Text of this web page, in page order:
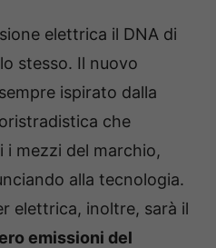
elettrica il DNA di
stesso. Il nuovo
ispirato dalla
che
mezzi del marchio,
alla tecnologia.
elettrica, inoltre, sarà il
emissioni del